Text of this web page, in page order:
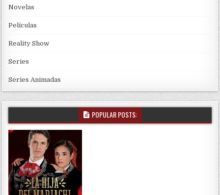
Novelas
Películas
Reality Show
Series
Series Animadas
POPULAR POSTS: